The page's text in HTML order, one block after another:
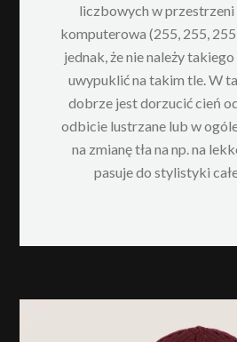
liczbowych w przestrzeni
komputerowa (255, 255,
jednak, że nie należy
uwypuklić na takim tle. W
dobrze jest dorzucić cień
odbicie lustrzane lub w
na zmianę tła na np. na
pasuje do stylistyki